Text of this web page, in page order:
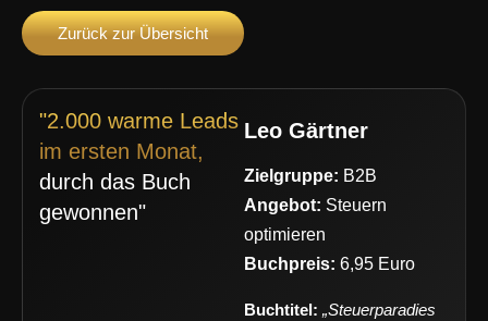
Zurück zur Übersicht
"2.000 warme Leads
im ersten Monat,
durch das Buch
gewonnen"
Leo Gärtner
Zielgruppe: B2B
Angebot: Steuern
optimieren
Buchpreis: 6,95 Euro
Buchtitel: „Steuerparadies